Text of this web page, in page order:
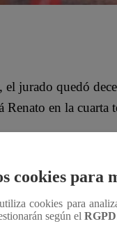
jurado quedó
en la
esta, obviamente”,
“Muy
de Sentencia
cookies para
cookies para
según el RGPD